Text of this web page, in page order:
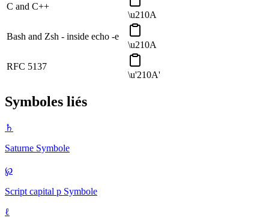
C and C++
\u210A
Bash and Zsh - inside echo -e
\u210A
RFC 5137
\u'210A'
Symboles liés
♄
Saturne Symbole
℘
Script capital p Symbole
ℓ